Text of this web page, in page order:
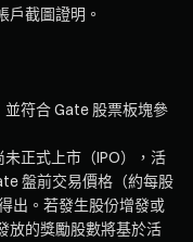
戶截圖證明。
符合 Gate 股票板塊參
正式上市（IPO），活
盤前交易價格（約每股
出。若發生股份增發或
放的獎勵股數將基於活